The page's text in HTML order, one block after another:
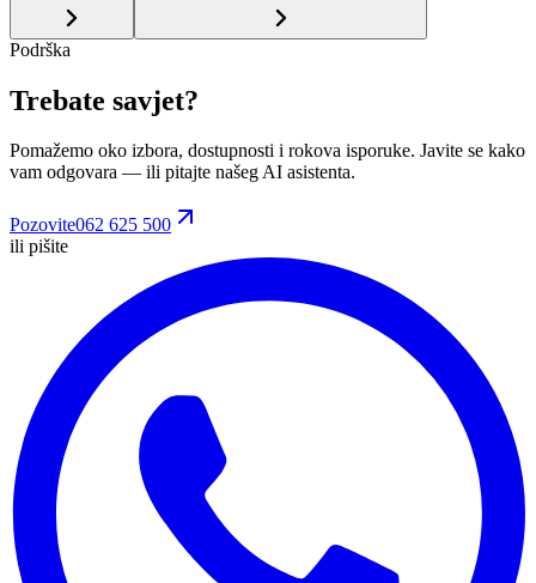
Podrška
Trebate savjet?
Pomažemo oko izbora, dostupnosti i rokova isporuke. Javite se kako
vam odgovara — ili pitajte našeg AI asistenta.
Pozovite062 625 500
ili pišite